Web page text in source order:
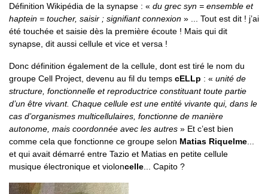
Définition Wikipédia de la synapse : « du grec syn = ensemble et
haptein = toucher, saisir ; signifiant connexion » ... Tout est dit ! j’ai
été touchée et saisie dès la première écoute ! Mais qui dit
synapse, dit aussi cellule et vice et versa !
Donc définition également de la cellule, dont est tiré le nom du
groupe Cell Project, devenu au fil du temps cELLp : « unité de
structure, fonctionnelle et reproductrice constituant toute partie
d’un être vivant. Chaque cellule est une entité vivante qui, dans le
cas d’organismes multicellulaires, fonctionne de manière
autonome, mais coordonnée avec les autres » Et c’est bien
comme cela que fonctionne ce groupe selon Matias Riquelme
et qui avait démarré entre Tazio et Matias en petite cellule
musique électronique et violoncelle ... Capito ?